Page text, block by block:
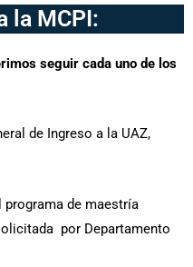
la MCPI:
seguir cada uno de los
de Ingreso a la UAZ,
programa de maestría
por Departamento